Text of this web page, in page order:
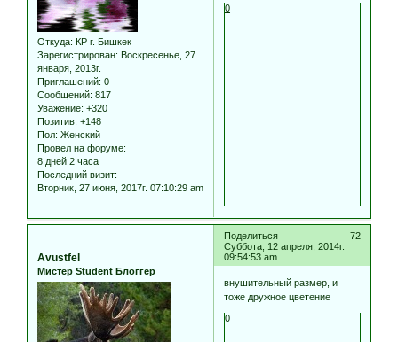
Откуда: КР г. Бишкек
Зарегистрирован: Воскресенье, 27
января, 2013г.
Приглашений: 0
Сообщений: 817
Уважение: +320
Позитив: +148
Пол: Женский
Провел на форуме:
8 дней 2 часа
Последний визит:
Вторник, 27 июня, 2017г. 07:10:29 am
0
Поделиться
72
Суббота, 12 апреля, 2014г.
09:54:53 am
Avustfel
Мистер Student Блоггер
внушительный размер, и
тоже дружное цветение
0